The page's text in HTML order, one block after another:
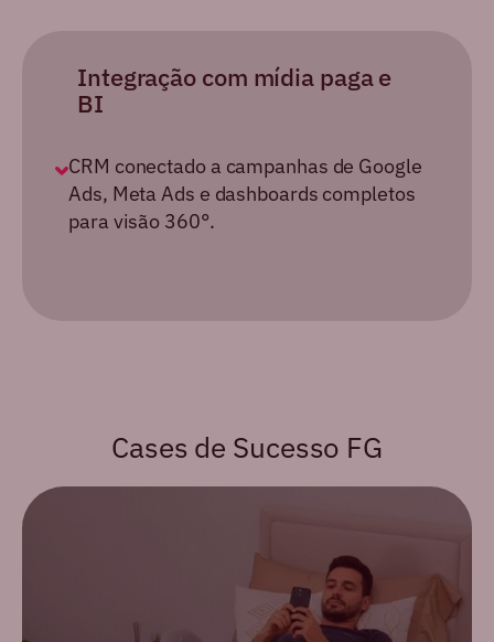
Integração com mídia paga e
BI
CRM conectado a campanhas de Google
Ads, Meta Ads e dashboards completos
para visão 360°.
Cases de Sucesso FG